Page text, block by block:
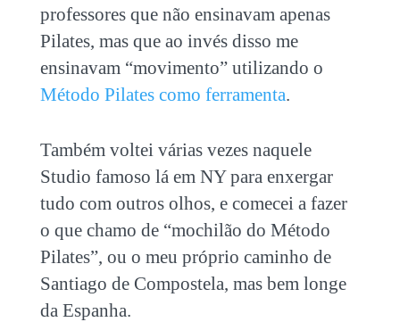
professores que não ensinavam apenas
Pilates, mas que ao invés disso me
ensinavam “movimento” utilizando o
Método Pilates como ferramenta.
Também voltei várias vezes naquele
Studio famoso lá em NY para enxergar
tudo com outros olhos, e comecei a fazer
o que chamo de “mochilão do Método
Pilates”, ou o meu próprio caminho de
Santiago de Compostela, mas bem longe
da Espanha.